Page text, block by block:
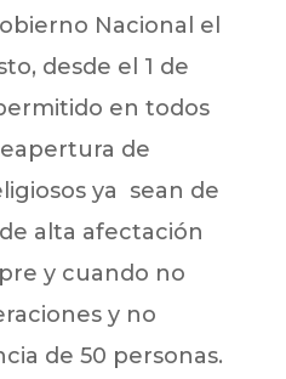
Nacional el
desde el 1 de
en todos
de
ya sean de
alta afectación
y cuando no
y no
de 50 personas.